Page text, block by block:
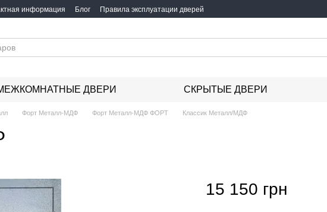
информация Блог Правила эксплуатации дверей
ДВЕРИ СКРЫТЫЕ ДВЕРИ
Форт Металл-МДФ Форт Металл-МДФ ФОРТ Классик Металл/МДФ
15 150 грн